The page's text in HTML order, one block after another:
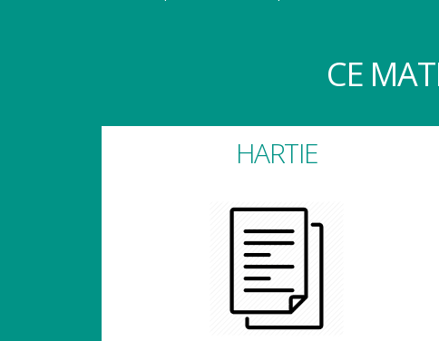
CE
HARTIE